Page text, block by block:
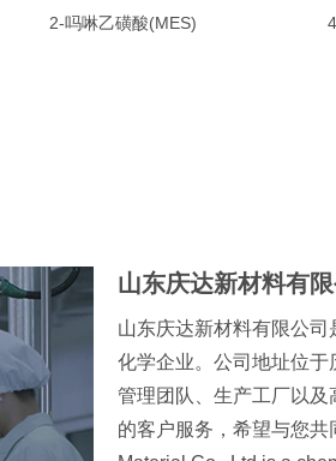
2-吗啉乙磺酸(MES)
山东庆达新材料有限
山东庆达新材料有限公
化学企业。公司地址位
管理团队、生产工厂以
的客户服务，希望与您